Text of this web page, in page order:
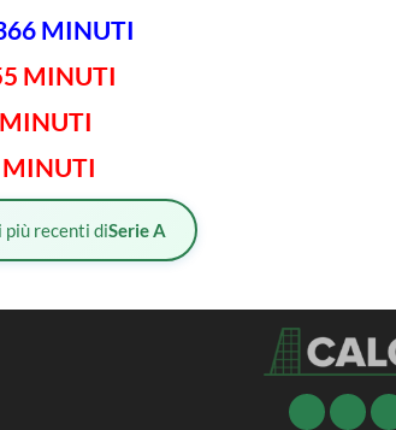
MINUTI
MINUTI
MINUTI
recenti diSerie A